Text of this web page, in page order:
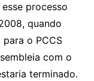
processo
quando
o PCCS
com o
terminado.